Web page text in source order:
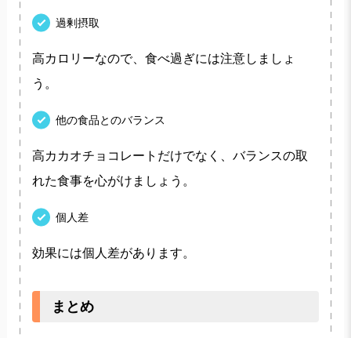
過剰摂取
高カロリーなので、食べ過ぎには注意しましょ
う。
他の食品とのバランス
高カカオチョコレートだけでなく、バランスの取
れた食事を心がけましょう。
個人差
効果には個人差があります。
まとめ